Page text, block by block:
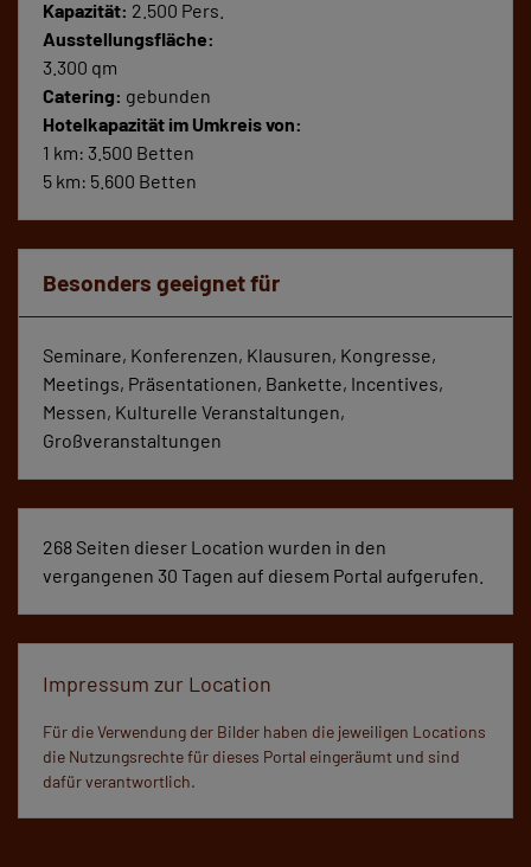
Kapazität: 2.500 Pers.
Ausstellungsfläche:
3.300 qm
Catering: gebunden
Hotelkapazität im Umkreis von:
1 km: 3.500 Betten
5 km: 5.600 Betten
Besonders geeignet für
Seminare, Konferenzen, Klausuren, Kongresse,
Meetings, Präsentationen, Bankette, Incentives,
Messen, Kulturelle Veranstaltungen,
Großveranstaltungen
268 Seiten dieser Location wurden in den
vergangenen 30 Tagen auf diesem Portal aufgerufen.
Impressum zur Location
Für die Verwendung der Bilder haben die jeweiligen Locations
die Nutzungsrechte für dieses Portal eingeräumt und sind
dafür verantwortlich.